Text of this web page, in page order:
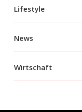
Lifestyle
News
Wirtschaft